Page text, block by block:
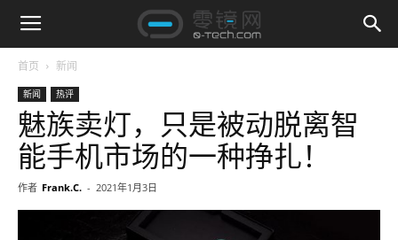
首页 新闻
新闻 热评
魅族卖灯，只是被动脱离智
能手机市场的一种挣扎！
作者 Frank.C. - 2021年1月3日